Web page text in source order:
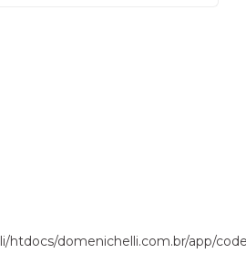
htdocs/domenichelli.com.br/app/